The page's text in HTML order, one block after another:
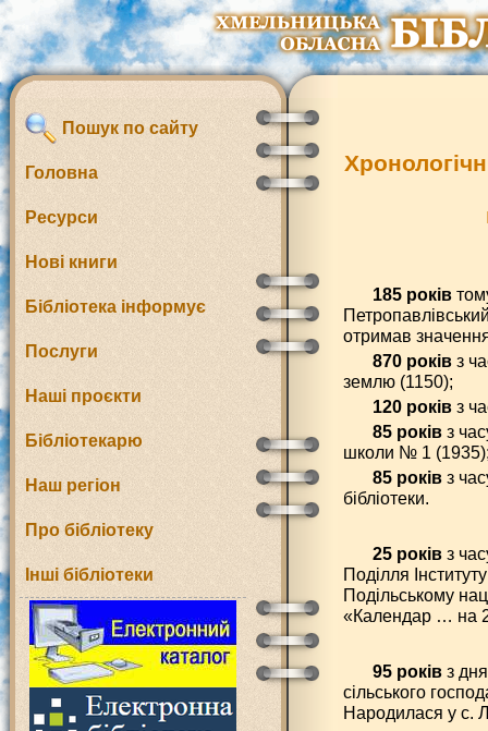
Пошук по сайту
Головна
Ресурси
Нові книги
Бібліотека інформує
Послуги
Наші проєкти
Бібліотекарю
Наш регіон
Про бібліотеку
Інші бібліотеки
185 років
отримав
870 роківз
землю (1150);
120 роківз
85 роківз
школи № 1
85 роківз
бібліотеки.
25 роківз
Поділля
Подільському
«Календар … на
95 роківз дня
сільського
Народилася у с.